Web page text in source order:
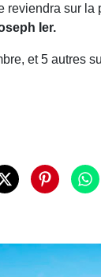
reviendra sur
Ier.
et 5 autres